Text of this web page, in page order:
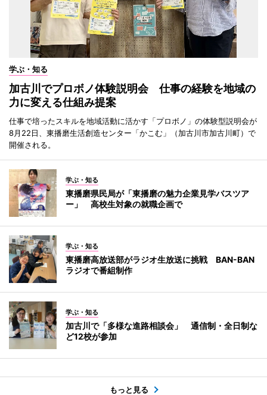
学ぶ・知る
加古川でプロボノ体験説明会 仕事の経験を地域の
力に変える仕組み提案
仕事で培ったスキルを地域活動に活かす「プロボノ」の体験型説明会が
8月22日、東播磨生活創造センター「かこむ」（加古川市加古川町）で
開催される。
学ぶ・知る
東播磨県民局が「東播磨の魅力企業見学バスツア
ー」 高校生対象の就職企画で
学ぶ・知る
東播磨高放送部がラジオ生放送に挑戦 BAN-BAN
ラジオで番組制作
学ぶ・知る
加古川で「多様な進路相談会」 通信制・全日制な
ど12校が参加
もっと見る